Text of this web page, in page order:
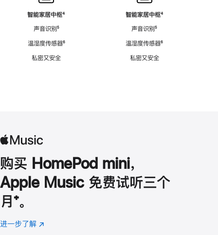
智能家居中枢脚
⁴
声音识别脚
⁵
温湿度传感器脚
⁶
私密又安全
智能家居中枢脚
⁴
声音识别脚
⁵
温湿度传感器脚
⁶
私密又安全
购买 HomePod mini，
Apple Music 免费试听三个
月 脚
注
⁺。
进一步了解 Apple
(在